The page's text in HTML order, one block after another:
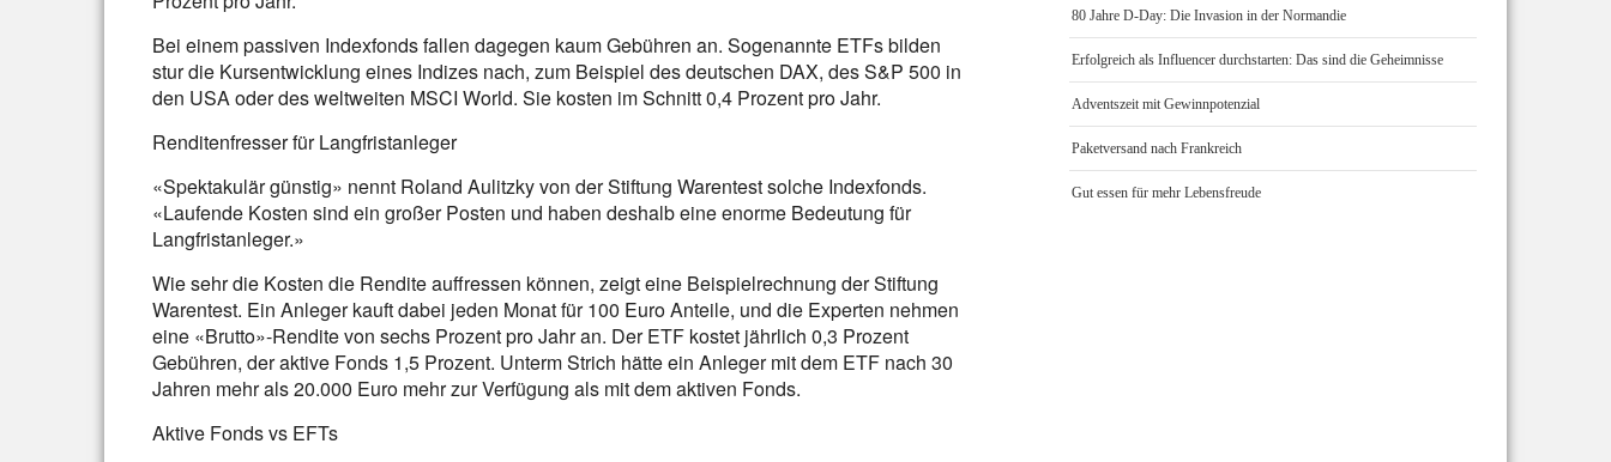
Bei einem passiven Indexfonds fallen dagegen kaum Gebühren an. Sogenannte ETFs bilden
stur die Kursentwicklung eines Indizes nach, zum Beispiel des deutschen DAX, des S&P 500 in
den USA oder des weltweiten MSCI World. Sie kosten im Schnitt 0,4 Prozent pro Jahr.
Renditenfresser für Langfristanleger
«Spektakulär günstig» nennt Roland Aulitzky von der Stiftung Warentest solche Indexfonds.
«Laufende Kosten sind ein großer Posten und haben deshalb eine enorme Bedeutung für
Langfristanleger.»
Wie sehr die Kosten die Rendite auffressen können, zeigt eine Beispielrechnung der Stiftung
Warentest. Ein Anleger kauft dabei jeden Monat für 100 Euro Anteile, und die Experten nehmen
eine «Brutto»-Rendite von sechs Prozent pro Jahr an. Der ETF kostet jährlich 0,3 Prozent
Gebühren, der aktive Fonds 1,5 Prozent. Unterm Strich hätte ein Anleger mit dem ETF nach 30
Jahren mehr als 20.000 Euro mehr zur Verfügung als mit dem aktiven Fonds.
Aktive Fonds vs EFTs
80 Jahre D-Day: Die Invasion in der Normandie
Erfolgreich als Influencer durchstarten: Das sind die Geheimnisse
Adventszeit mit Gewinnpotenzial
Paketversand nach Frankreich
Gut essen für mehr Lebensfreude